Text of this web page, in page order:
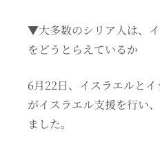
▼大多数のシリア人は、
をどうとらえているか
6月22日、イスラエルと
がイスラエル支援を行い
ました。